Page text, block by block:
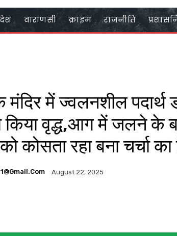
वाराणसी क्राइम राजनीति
मंदिर में ज्वलनशील
वृद्ध,आग में जलने के
कोसता रहा बना चर्चा का
August 22, 2025